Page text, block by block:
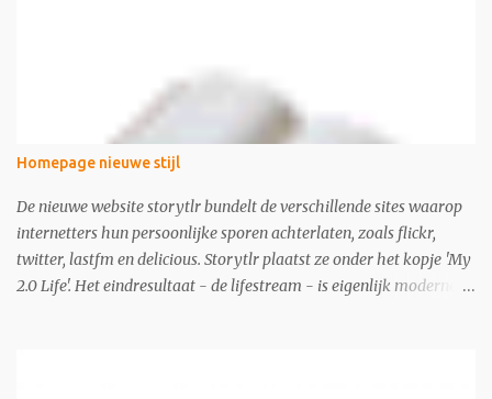
Homepage nieuwe stijl
De nieuwe website storytlr bundelt de verschillende sites waarop
internetters hun persoonlijke sporen achterlaten, zoals flickr,
twitter, lastfm en delicious. Storytlr plaatst ze onder het kopje 'My
2.0 Life'. Het eindresultaat - de lifestream - is eigenlijk moderne